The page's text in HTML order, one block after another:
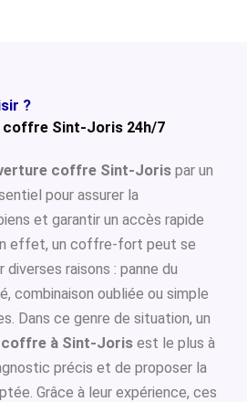
?
coffre Sint-Joris 24h/7
coffre Sint-Joris par un
pour assurer la
et garantir un accès rapide
effet, un coffre-fort peut se
raisons : panne du
combinaison oubliée ou simple
Dans ce genre de situation, un
à Sint-Joris est le plus à
précis et de proposer la
Grâce à leur expérience, ces